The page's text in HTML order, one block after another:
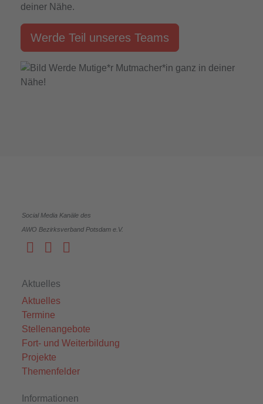
deiner Nähe.
Werde Teil unseres Teams
Social Media Kanäle des
AWO Bezirksverband Potsdam e.V.
Aktuelles
Aktuelles
Termine
Stellenangebote
Fort- und Weiterbildung
Projekte
Themenfelder
Informationen